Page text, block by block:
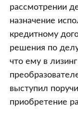
рассмотрении
назначение
кредитному
решения по
что ему в
выступил
приобретение